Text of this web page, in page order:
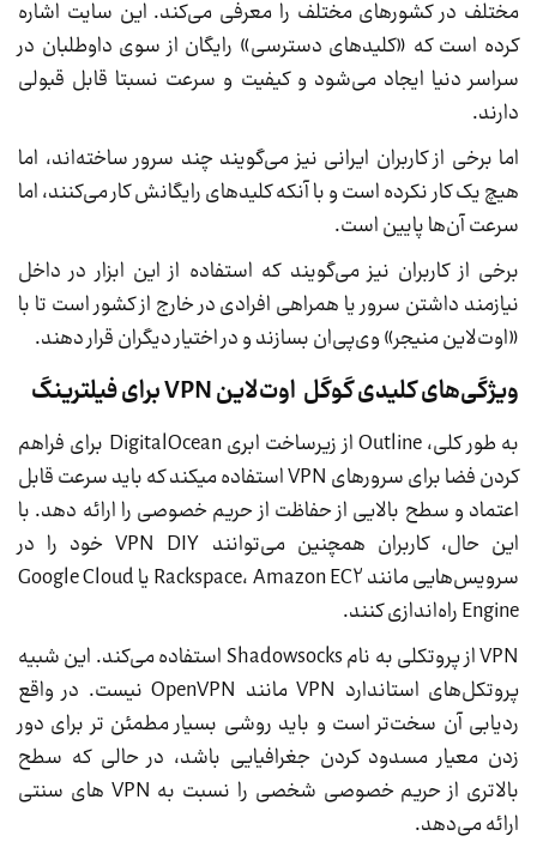
مختلف در کشورهای مختلف را معرفی می‌کند. این سایت اشاره
کرده است که «کلیدهای دسترسی» رایگان از سوی داوطلبان در
سراسر دنیا ایجاد می‌شود و کیفیت و سرعت نسبتا قابل قبولی
دارند.
اما برخی از کاربران ایرانی نیز می‌گویند چند سرور ساخته‌اند، اما
هیچ یک کار نکرده است و با آنکه کلیدهای رایگانش کار می‌کنند، اما
سرعت آن‌ها پایین است.
برخی از کاربران نیز می‌گویند که استفاده از این ابزار در داخل
نیازمند داشتن سرور یا همراهی افرادی در خارج از کشور است تا با
«اوت‌لاین منیجر» وی‌پی‌ان بسازند و در اختیار دیگران قرار دهند.
ویژگی‌های کلیدی گوگل اوت‌لاین VPN برای فیلترینگ
به طور کلی، Outline از زیرساخت ابری DigitalOcean برای فراهم
کردن فضا برای سرورهای VPN استفاده میکند که باید سرعت قابل
اعتماد و سطح بالایی از حفاظت از حریم خصوصی را ارائه دهد. با
این حال، کاربران همچنین می‌توانند VPN DIY خود را در
سرویس‌هایی مانند Rackspace، Amazon EC2 یا Google Cloud
Engine راه‌اندازی کنند.
VPN از پروتکلی به نام Shadowsocks استفاده می‌کند. این شبیه
پروتکل‌های استاندارد VPN مانند OpenVPN نیست. در واقع
ردیابی آن سخت‌تر است و باید روشی بسیار مطمئن تر برای دور
زدن معیار مسدود کردن جغرافیایی باشد، در حالی که سطح
بالاتری از حریم خصوصی شخصی را نسبت به VPN های سنتی
ارائه می‌دهد.